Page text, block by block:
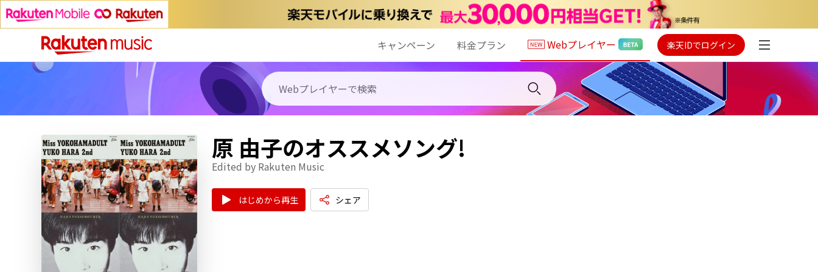
キャンペーン 料金プラン Webプレイヤー 楽天IDでログイン
原 由子のオススメソング!
Edited by Rakuten Music
はじめから再生 シェア